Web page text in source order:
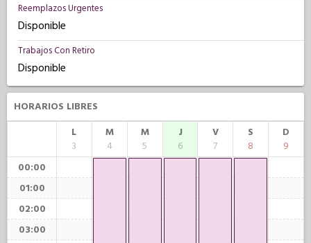
Reemplazos Urgentes
Disponible
Trabajos Con Retiro
Disponible
HORARIOS LIBRES
L
3
M
4
M
5
J
6
V
7
S
8
D
9
00:00
01:00
02:00
03:00